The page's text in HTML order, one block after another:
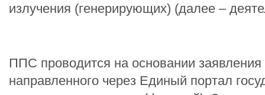
излучения (генерирующих) (далее –
ППС проводится на основании заявления
направленного через Единый портал